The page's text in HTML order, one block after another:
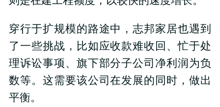
穿行于扩规模的路途中，志邦家居也遇到
了一些挑战，比如应收款难收回、忙于处
理诉讼事项、旗下部分子公司净利润为负
数等。这需要该公司在发展的同时，做出
平衡。